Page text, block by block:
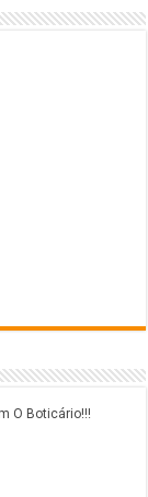
O Boticário!!!